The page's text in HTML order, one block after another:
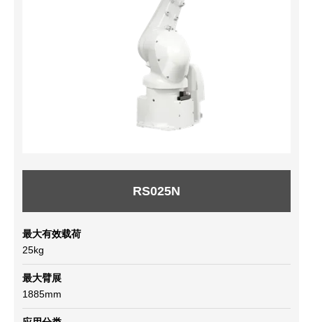
RS025N
最大有效载荷
25kg
最大臂展
1885mm